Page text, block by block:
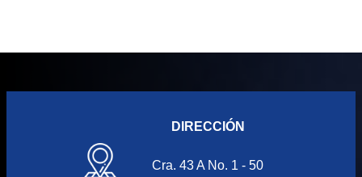
DIRECCIÓN
Cra. 43 A No. 1 - 50